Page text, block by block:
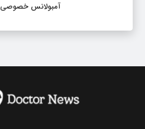
آمبولانس خصوصی